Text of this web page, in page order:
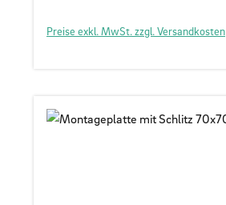
Preise exkl. MwSt. zzgl. Versandkosten